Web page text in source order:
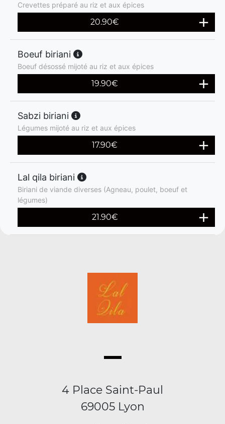
Crevettes préparé au riz et aux épices
20.90€
Boeuf biriani
Boeuf désossé mijoté au riz et aux épices
19.90€
Sabzi biriani
Légumes mijoté au riz et aux épices
17.90€
Lal qila biriani
Biriani de viande diverses (Agneau, poulet, boeuf et
légumes)
21.90€
4 Place Saint-Paul
69005 Lyon